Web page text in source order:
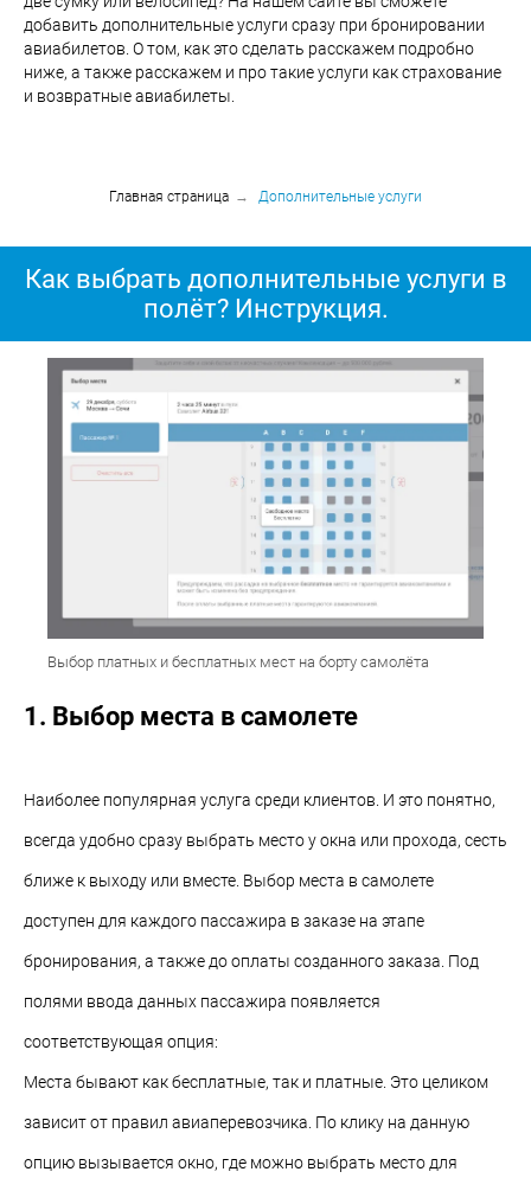
добавить дополнительные услуги сразу при бронировании
авиабилетов. О том, как это сделать расскажем подробно
ниже, а также расскажем и про такие услуги как страхование
и возвратные авиабилеты.
Главная страница → Дополнительные услуги
Как выбрать дополнительные услуги в
полёт? Инструкция.
Выбор платных и бесплатных мест на борту самолёта
1. Выбор места в самолете
Наиболее популярная услуга среди клиентов. И это понятно,
всегда удобно сразу выбрать место у окна или прохода, сесть
ближе к выходу или вместе. Выбор места в самолете
доступен для каждого пассажира в заказе на этапе
бронирования, а также до оплаты созданного заказа. Под
полями ввода данных пассажира появляется
соответствующая опция:
Места бывают как бесплатные, так и платные. Это целиком
зависит от правил авиаперевозчика. По клику на данную
опцию вызывается окно, где можно выбрать место для